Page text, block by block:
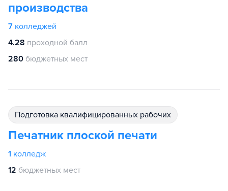
производства
7 колледжей
4.28 проходной балл
280 бюджетных мест
подготовка квалифицированных рабочих
Печатник плоской печати
1 колледж
12 бюджетных мест